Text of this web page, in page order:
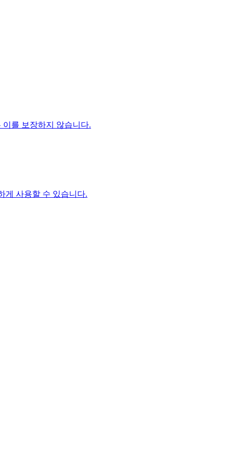
이를 보장하지 않습니다.
게 사용할 수 있습니다.